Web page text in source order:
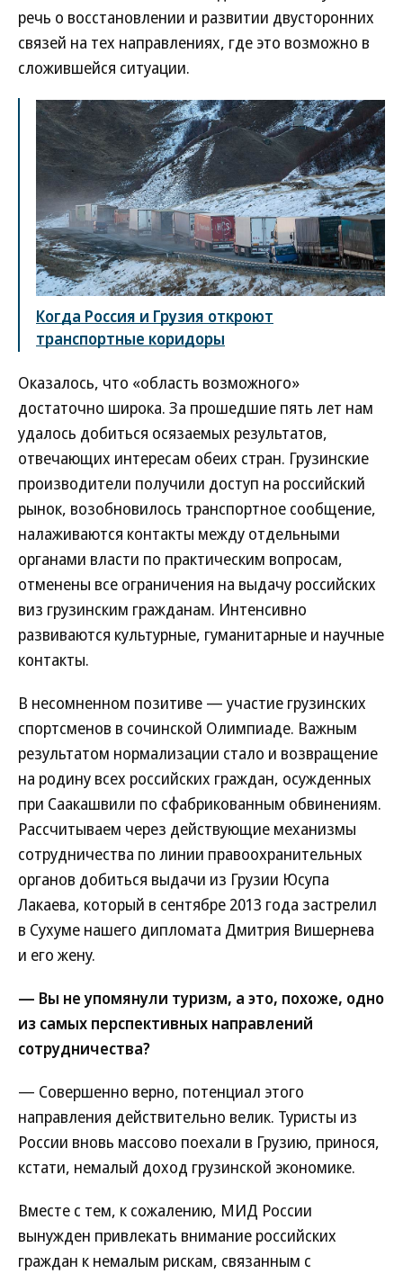
речь о восстановлении и развитии двусторонних
связей на тех направлениях, где это возможно в
сложившейся ситуации.
Когда Россия и Грузия откроют
транспортные коридоры
Оказалось, что «область возможного»
достаточно широка. За прошедшие пять лет нам
удалось добиться осязаемых результатов,
отвечающих интересам обеих стран. Грузинские
производители получили доступ на российский
рынок, возобновилось транспортное сообщение,
налаживаются контакты между отдельными
органами власти по практическим вопросам,
отменены все ограничения на выдачу российских
виз грузинским гражданам. Интенсивно
развиваются культурные, гуманитарные и научные
контакты.
В несомненном позитиве — участие грузинских
спортсменов в сочинской Олимпиаде. Важным
результатом нормализации стало и возвращение
на родину всех российских граждан, осужденных
при Саакашвили по сфабрикованным обвинениям.
Рассчитываем через действующие механизмы
сотрудничества по линии правоохранительных
органов добиться выдачи из Грузии Юсупа
Лакаева, который в сентябре 2013 года застрелил
в Сухуме нашего дипломата Дмитрия Вишернева
и его жену.
— Вы не упомянули туризм, а это, похоже, одно
из самых перспективных направлений
сотрудничества?
— Совершенно верно, потенциал этого
направления действительно велик. Туристы из
России вновь массово поехали в Грузию, принося,
кстати, немалый доход грузинской экономике.
Вместе с тем, к сожалению, МИД России
вынужден привлекать внимание российских
граждан к немалым рискам, связанным с